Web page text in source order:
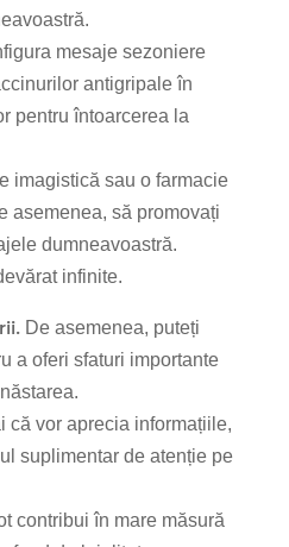
mesaje sezoniere
antigripale în
pentru întoarcerea la
imagistică sau o farmacie
asemenea, să promovați
dumneavoastră.
infinite.
De asemenea, puteți
a oferi sfaturi importante
că vor aprecia informațiile,
suplimentar de atenție pe
contribui în mare măsură